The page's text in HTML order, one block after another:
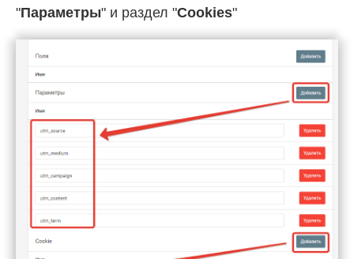
"Параметры" и раздел "Cookies"